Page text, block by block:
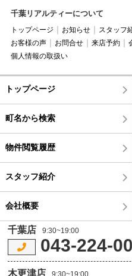
千葉リアルティーについて
トップページ お知らせ スタッフ
お客様の声
お問合せ 来店予約
個人情報の取扱い
トップページ
町名から検索
物件閲覧履歴
スタッフ紹介
会社概要
千葉店 9:30~19:00
043-224-
木更津店 9:30~19:00